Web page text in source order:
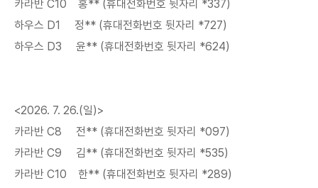
카라반 C10 홍** (휴대전화번호 뒷자리 *337)
하우스 D1 정** (휴대전화번호 뒷자리 *727)
하우스 D3 윤** (휴대전화번호 뒷자리 *624)
<2026. 7. 26.(일)>
카라반 C8 전** (휴대전화번호 뒷자리 *097)
카라반 C9 김** (휴대전화번호 뒷자리 *535)
카라반 C10 한** (휴대전화번호 뒷자리 *289)